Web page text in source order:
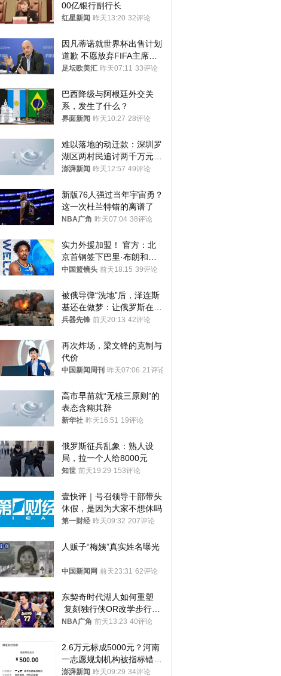
00亿银行副行长
红星新闻 昨天13:20 32评论
因凡蒂诺就世界杯出售计划
道歉 不愿放弃FIFA主席职
位
足坛欧美汇 昨天07:11 33评论
巴西降级与阿根廷外交关
系，发生了什么？
界面新闻 昨天10:27 28评论
难以落地的动迁款：深圳罗
湖区两村民追讨两千万元动
迁款八年未果
澎湃新闻 昨天12:57 49评论
新版76人强过当年宇宙勇？
这一次杜兰特错的离谱了
NBA广角 昨天07:04 38评论
实力外援加盟！ 官方：北
京首钢签下巴里·布朗和桑
普森
中国篮镜头 前天18:15 39评论
被俄导弹“洗地”后，泽连斯
基还在做梦：让俄罗斯在冬
季前求和？
兵器先锋 前天20:13 42评论
再次炸场，梁文锋的克制与
代价
中国新闻周刊 昨天07:06 21评论
高市早苗就“无核三原则”的
表态含糊其辞
新华社 昨天16:51 19评论
俄罗斯征兵乱象：熟人设
局，拉一个人给8000元
知世 前天19:29 153评论
壹快评｜号召领导干部带头
休假，是因为大家不想休吗
第一财经 昨天09:32 207评论
人贩子“梅姨”真实姓名曝光
中国新闻网 前天23:31 62评论
东契奇时代湖人如何重塑
复刻独行侠OR改学步行
者？
NBA广角 前天13:23 40评论
2.6万元标成5000元？河南
一志愿规划机构被指标错学
费致考生复读
澎湃新闻 昨天09:29 34评论